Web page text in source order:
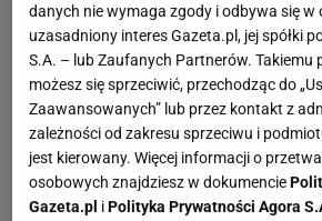
danych nie wymaga zgody i odbywa się w
uzasadniony interes Gazeta.pl, jej spółki
S.A. – lub Zaufanych Partnerów. Takiemu
możesz się sprzeciwić, przechodząc do
Zaawansowanych” lub przez kontakt z
zależności od zakresu sprzeciwu i
jest kierowany. Więcej informacji o
osobowych znajdziesz w dokumencie
Gazeta.pl iPolityka Prywatności Agora